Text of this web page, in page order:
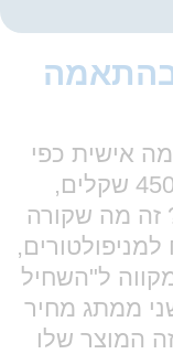
אישית כפי
שאני מכיר הוא 99 שקלים ועד 4500 שקלים,
זה מה שקורה
ב99 שקלים מקווה ל"השחיל
ממתג מחיר
המוצר שלו